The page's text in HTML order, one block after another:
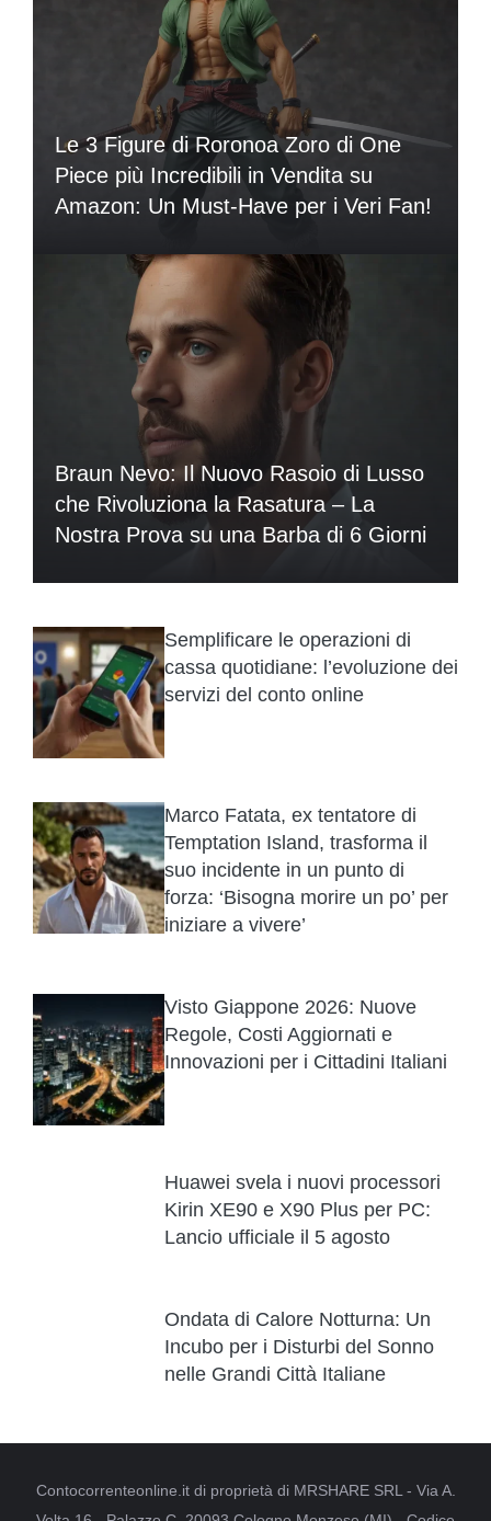
Le 3 Figure di Roronoa Zoro di One
Piece più Incredibili in Vendita su
Amazon: Un Must-Have per i Veri Fan!
Braun Nevo: Il Nuovo Rasoio di Lusso
che Rivoluziona la Rasatura – La
Nostra Prova su una Barba di 6 Giorni
Semplificare le operazioni di
cassa quotidiane: l’evoluzione dei
servizi del conto online
Marco Fatata, ex tentatore di
Temptation Island, trasforma il
suo incidente in un punto di
forza: ‘Bisogna morire un po’ per
iniziare a vivere’
Visto Giappone 2026: Nuove
Regole, Costi Aggiornati e
Innovazioni per i Cittadini Italiani
Huawei svela i nuovi processori
Kirin XE90 e X90 Plus per PC:
Lancio ufficiale il 5 agosto
Ondata di Calore Notturna: Un
Incubo per i Disturbi del Sonno
nelle Grandi Città Italiane
Contocorrenteonline.it di proprietà di MRSHARE SRL - Via A.